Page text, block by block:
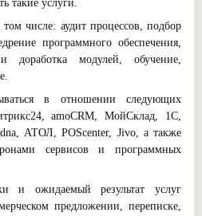
такие услуги.
числе: аудит процессов, подбор
программного обеспечения,
доработка модулей, обучение,
в отношении следующих
amoCRM, МойСклад, 1С,
АТОЛ, POScenter, Jivo, а также
сервисов и программных
и ожидаемый результат услуг
предложении, переписке,